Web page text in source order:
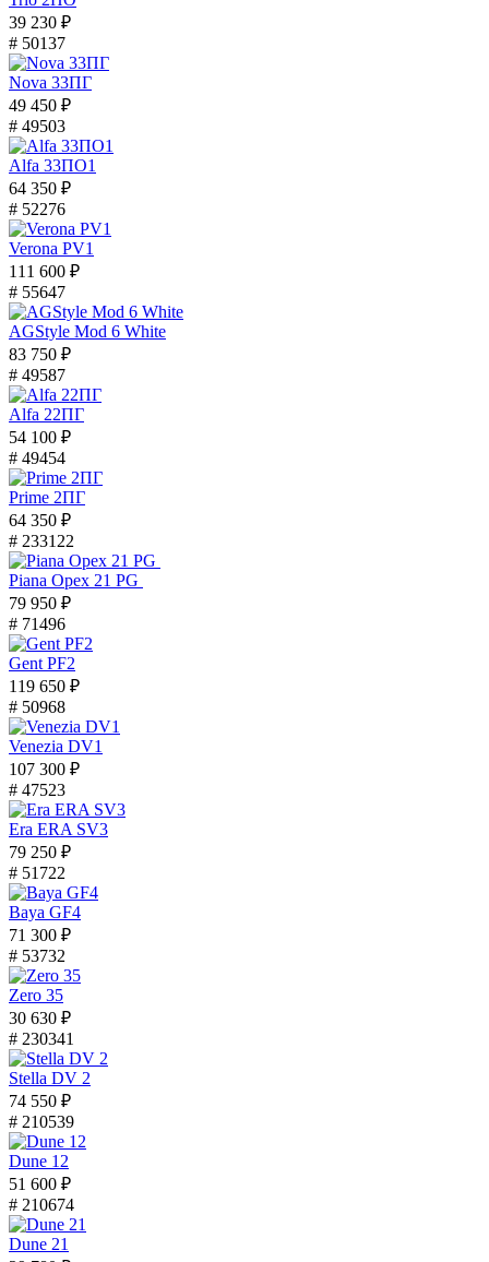
39 230 ₽
# 50137
Nova 33ПГ
49 450 ₽
# 49503
Alfa 33ПО1
64 350 ₽
# 52276
Verona PV1
111 600 ₽
# 55647
AGStyle Mod 6 White
83 750 ₽
# 49587
Alfa 22ПГ
54 100 ₽
# 49454
Prime 2ПГ
64 350 ₽
# 233122
Piana Орех 21 PG
79 950 ₽
# 71496
Gent PF2
119 650 ₽
# 50968
Venezia DV1
107 300 ₽
# 47523
Era ERA SV3
79 250 ₽
# 51722
Baya GF4
71 300 ₽
# 53732
Zero 35
30 630 ₽
# 230341
Stella DV 2
74 550 ₽
# 210539
Dune 12
51 600 ₽
# 210674
Dune 21